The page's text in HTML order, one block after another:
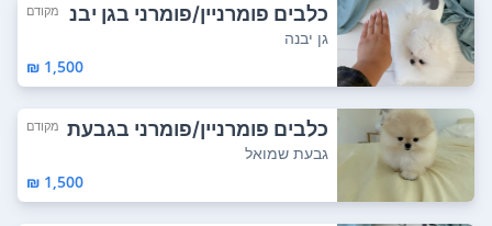
כלבים פומרניין/פומרני בגן יבנ
ה
מקודם
גן יבנה
1,500 ₪
כלבים פומרניין/פומרני בגבעת
שמואל
מקודם
גבעת שמואל
1,500 ₪